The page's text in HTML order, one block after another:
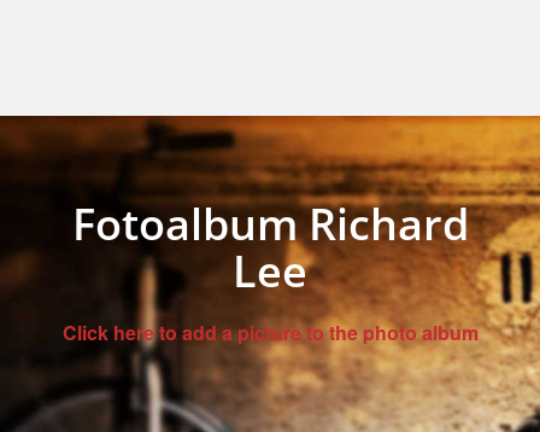
Fotoalbum Richard
Lee
Click here to add a picture to the photo album